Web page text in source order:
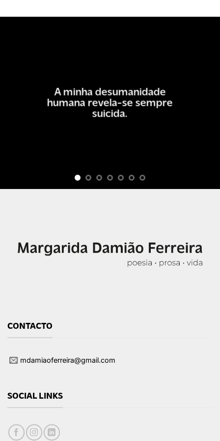
A minha desumanidade
humana revela-se sempre
suicida.
CONTACTO
mdamiaoferreira@gmail.com
SOCIAL LINKS